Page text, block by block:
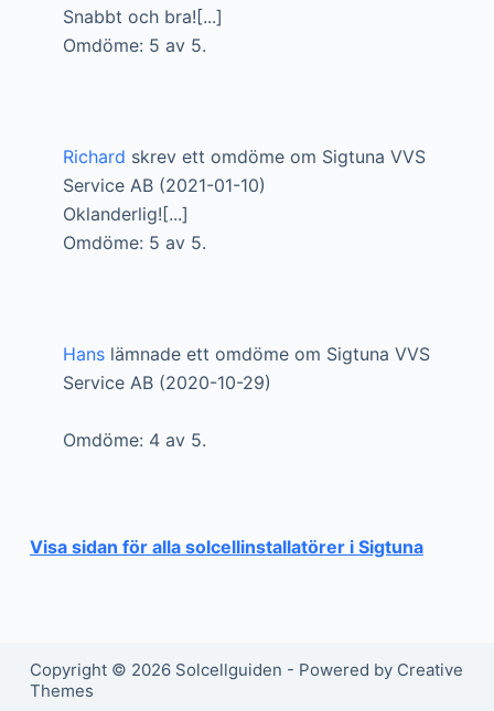
Snabbt och bra![...]
Omdöme: 5 av 5.
Richard skrev ett omdöme om Sigtuna VVS
Service AB (2021-01-10)
Oklanderlig![...]
Omdöme: 5 av 5.
Hanslämnade ett omdöme om Sigtuna VVS
Service AB (2020-10-29)
Omdöme: 4 av 5.
Visa sidan för alla solcellinstallatörer i Sigtuna
Copyright © 2026 Solcellguiden - Powered by Creative
Themes